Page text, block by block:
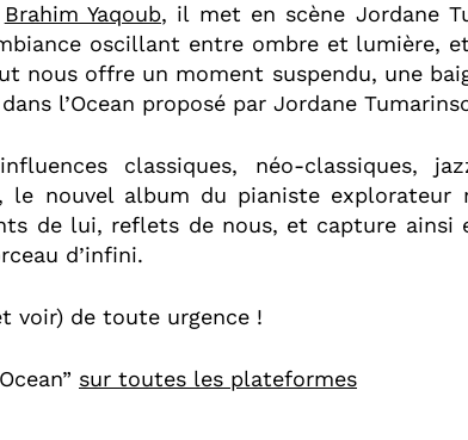
Brahim Yaqoub, il met en scène Jordane
oscillant entre ombre et lumière,
nous offre un moment suspendu, une
l’Ocean proposé par Jordane
classiques, néo-classiques,
le nouvel album du pianiste explorateur
de lui, reflets de nous, et capture ainsi
d’infini.
voir) de toute urgence !
sur toutes les plateformes